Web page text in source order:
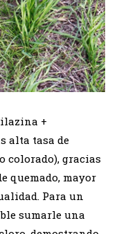
+
alta tasa de
colorado), gracias
quemado, mayor
Para un
sumarle una